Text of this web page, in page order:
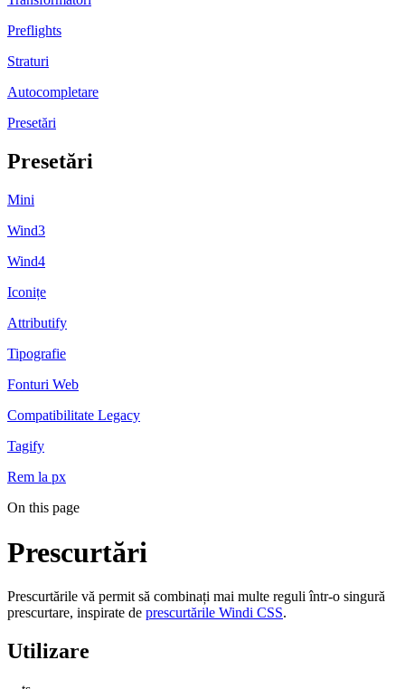
Preflights
Straturi
Autocompletare
Presetări
Presetări
Mini
Wind3
Wind4
Iconițe
Attributify
Tipografie
Fonturi Web
Compatibilitate Legacy
Tagify
Rem la px
On this page
Prescurtări
Prescurtările vă permit să combinați mai multe reguli într-o singură
prescurtare, inspirate de prescurtările Windi CSS.
Utilizare